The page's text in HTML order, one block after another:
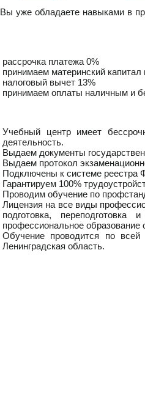
уже обладаете навыками в
рассрочка платежа 0%
принимаем материнский
налоговый вычет 13%
принимаем оплаты наличным и
Учебный центр имеет
деятельность.
Выдаем документы
Выдаем протокол
Подключены к системе
Гарантируем 100%
Проводим обучение по
Лицензия на все виды
подготовка,
профессиональное образование
Обучение проводится по
Ленинградская область.